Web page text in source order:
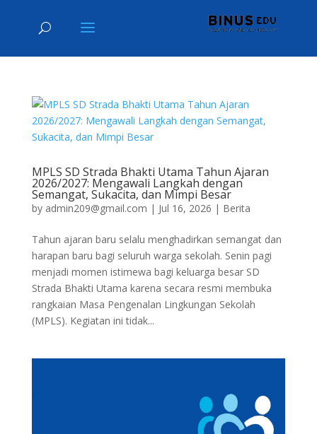
MPLS SD Strada Bhakti Utama Tahun Ajaran
2026/2027: Mengawali Langkah dengan
Semangat, Sukacita, dan Mimpi Besar
by admin209@gmail.com | Jul 16, 2026 | Berita
Tahun ajaran baru selalu menghadirkan semangat dan
harapan baru bagi seluruh warga sekolah. Senin pagi
menjadi momen istimewa bagi keluarga besar SD
Strada Bhakti Utama karena secara resmi membuka
rangkaian Masa Pengenalan Lingkungan Sekolah
(MPLS). Kegiatan ini tidak...